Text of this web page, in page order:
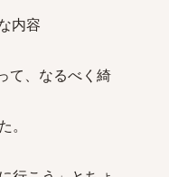
内容
て、なるべく綺